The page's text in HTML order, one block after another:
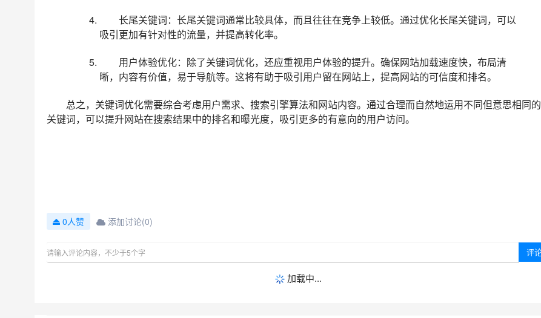
长尾关键词：长尾关键词通常比较具体，而且往往在竞争上较低。通过优化长尾关键词，可以
吸引更加有针对性的流量，并提高转化率。
用户体验优化：除了关键词优化，还应重视用户体验的提升。确保网站加载速度快，布局清
晰，内容有价值，易于导航等。这将有助于吸引用户留在网站上，提高网站的可信度和排名。
总之，关键词优化需要综合考虑用户需求、搜索引擎算法和网站内容。通过合理而自然地运用不同但意思相同的
关键词，可以提升网站在搜索结果中的排名和曝光度，吸引更多的有意向的用户访问。
0人赞 添加讨论(0)
加载中...